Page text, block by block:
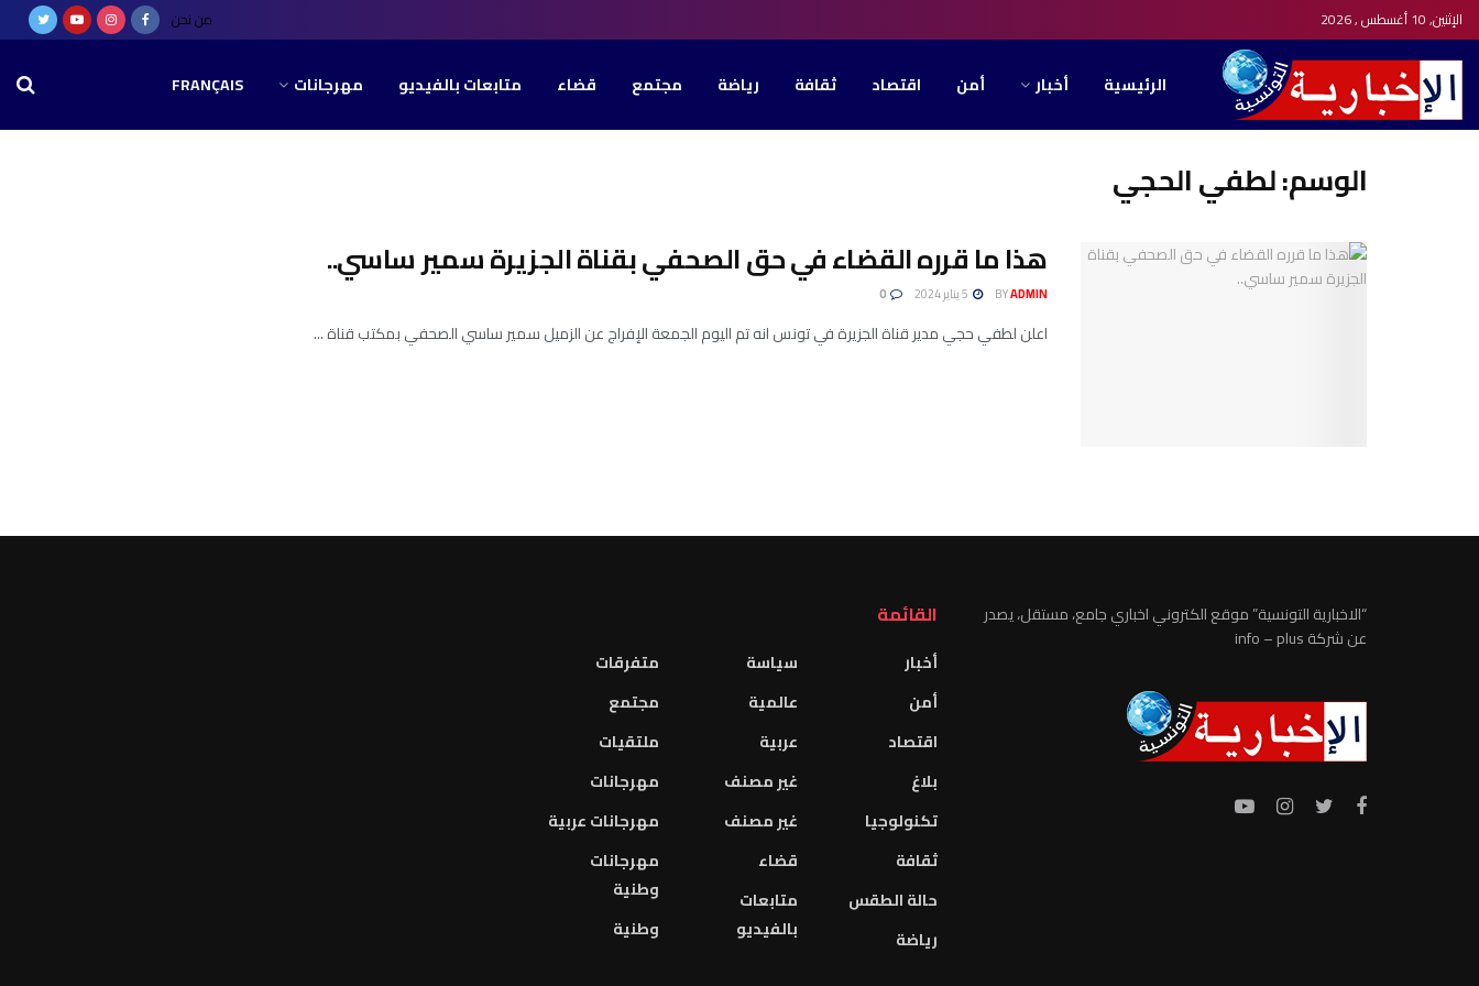
الإثنين, 10 أغسطس , 2026 من نحن
الرئيسية أخبار أمن اقتصاد ثقافة رياضة مجتمع قضاء متابعات بالفيديو مهرجانات FRANÇAIS
الوسم:لطفي الحجي
هذا ما قرره القضاء في حق الصحفي بقناة الجزيرة سمير ساسي..
BYADMIN
اعلن لطفي حجي مدير قناة الجزيرة في تونس انه تم اليوم الجمعة الإفراج عن الزميل سمير ساسي الصحفي بمكتب قناة ...
“الاخبارية التونسية” موقع الكتروني اخباري جامع، مستقل، يصدر
عن شركة info – plus
القائمة
أخبار
أمن
اقتصاد
بلاغ
تكنولوجيا
ثقافة
حالة الطقس
رياضة
سياسة
عالمية
عربية
غير مصنف
غير مصنف
قضاء
متابعات
بالفيديو
متفرقات
مجتمع
ملتقيات
مهرجانات
مهرجانات عربية
مهرجانات
وطنية
وطنية